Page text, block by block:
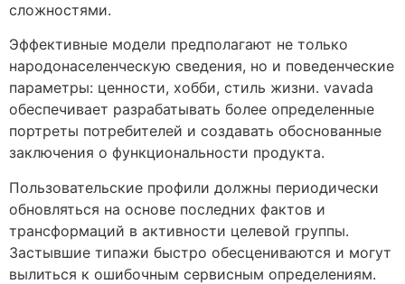
сложностями.
Эффективные модели предполагают не только
народонаселенческую сведения, но и поведенческие
параметры: ценности, хобби, стиль жизни. vavada
обеспечивает разрабатывать более определенные
портреты потребителей и создавать обоснованные
заключения о функциональности продукта.
Пользовательские профили должны периодически
обновляться на основе последних фактов и
трансформаций в активности целевой группы.
Застывшие типажи быстро обесцениваются и могут
вылиться к ошибочным сервисным определениям.